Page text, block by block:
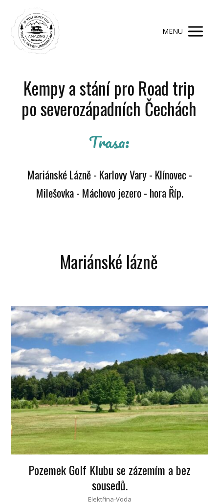
MENU
Kempy a stání pro Road trip
po severozápadních Čechách
Trasa:
Mariánské Lázně - Karlovy Vary - Klínovec -
Milešovka - Máchovo jezero - hora Říp.
Mariánské lázně
Pozemek Golf Klubu se zázemím a bez
sousedů.
Elektřina-Voda